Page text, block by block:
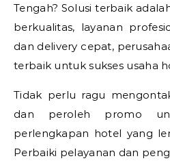
Tengah? Solusi terbaik
berkualitas, layanan
dan delivery cepat,
terbaik untuk sukses usaha
Tidak perlu ragu
dan peroleh promo
perlengkapan hotel yang
Perbaiki pelayanan dan